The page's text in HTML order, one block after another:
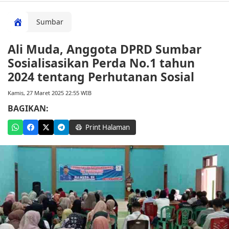
Sumbar
Ali Muda, Anggota DPRD Sumbar
Sosialisasikan Perda No.1 tahun
2024 tentang Perhutanan Sosial
Kamis, 27 Maret 2025 22:55 WIB
BAGIKAN:
Print Halaman